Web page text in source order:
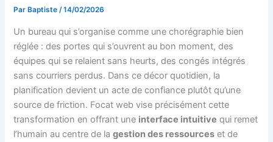
Par Baptiste/14/02/2026
Un bureau qui s’organise comme une chorégraphie bien
réglée : des portes qui s’ouvrent au bon moment, des
équipes qui se relaient sans heurts, des congés intégrés
sans courriers perdus. Dans ce décor quotidien, la
planification devient un acte de confiance plutôt qu’une
source de friction. Focat web vise précisément cette
transformation en offrant une interface intuitive qui remet
l’humain au centre de lagestion des ressources et de